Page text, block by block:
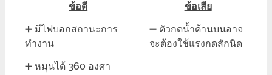
ข้อดี
ข้อเสีย
➕ มีไฟบอกสถานะการ
ทำงาน
➖ ตัวกดน้ำด้านบนอาจ
จะต้องใช้แรงกดสักนิด
➕ หมุนได้ 360 องศา